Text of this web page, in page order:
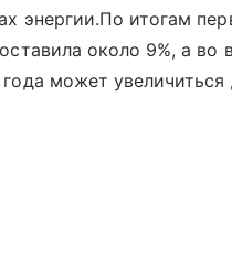
энергии.По итогам
около 9%, а во
может увеличиться